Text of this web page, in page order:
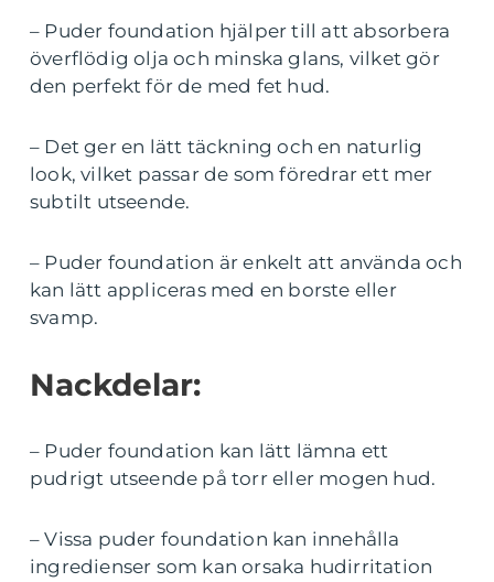
– Puder foundation hjälper till att absorbera
överflödig olja och minska glans, vilket gör
den perfekt för de med fet hud.
– Det ger en lätt täckning och en naturlig
look, vilket passar de som föredrar ett mer
subtilt utseende.
– Puder foundation är enkelt att använda och
kan lätt appliceras med en borste eller
svamp.
Nackdelar:
– Puder foundation kan lätt lämna ett
pudrigt utseende på torr eller mogen hud.
– Vissa puder foundation kan innehålla
ingredienser som kan orsaka hudirritation